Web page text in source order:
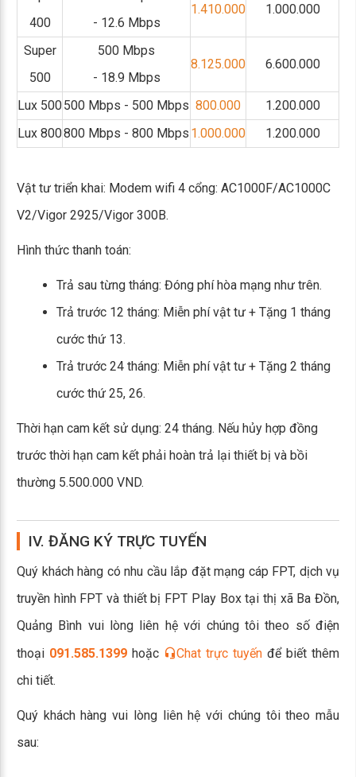
400
- 12.6 Mbps
1.410.000 1.000.000
Super
500
500 Mbps
- 18.9 Mbps
8.125.000 6.600.000
Lux 500500 Mbps - 500 Mbps 800.000
1.200.000
Lux 800800 Mbps - 800 Mbps 1.000.000 1.200.000
Vật tư triển khai: Modem wifi 4 cổng: AC1000F/AC1000C
V2/Vigor 2925/Vigor 300B.
Hình thức thanh toán:
Trả sau từng tháng: Đóng phí hòa mạng như trên.
Trả trước 12 tháng: Miễn phí vật tư + Tặng 1 tháng
cước thứ 13.
Trả trước 24 tháng: Miễn phí vật tư + Tặng 2 tháng
cước thứ 25, 26.
Thời hạn cam kết sử dụng: 24 tháng. Nếu hủy hợp đồng
trước thời hạn cam kết phải hoàn trả lại thiết bị và bồi
thường 5.500.000 VND.
IV. ĐĂNG KÝ TRỰC TUYẾN
Quý khách hàng có nhu cầu lắp đặt mạng cáp FPT, dịch vụ
truyền hình FPT và thiết bị FPT Play Box tại thị xã Ba Đồn,
Quảng Bình vui lòng liên hệ với chúng tôi theo số điện
thoại 091.585.1399 hoặc Chat trực tuyến để biết thêm
chi tiết.
Quý khách hàng vui lòng liên hệ với chúng tôi theo mẫu
sau: